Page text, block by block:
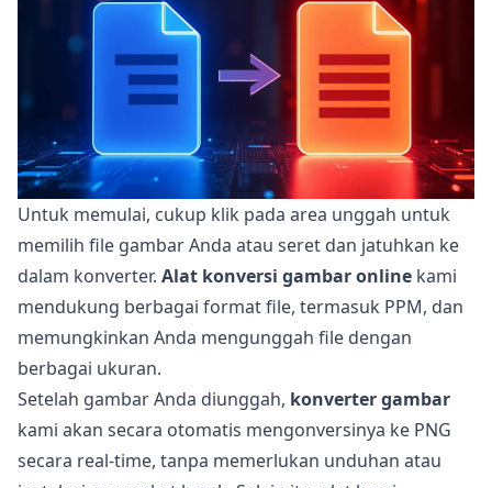
Untuk memulai, cukup klik pada area unggah untuk
memilih file gambar Anda atau seret dan jatuhkan ke
dalam konverter. Alat konversi gambar online kami
mendukung berbagai format file, termasuk PPM, dan
memungkinkan Anda mengunggah file dengan
berbagai ukuran.
Setelah gambar Anda diunggah, konverter gambar
kami akan secara otomatis mengonversinya ke PNG
secara real-time, tanpa memerlukan unduhan atau